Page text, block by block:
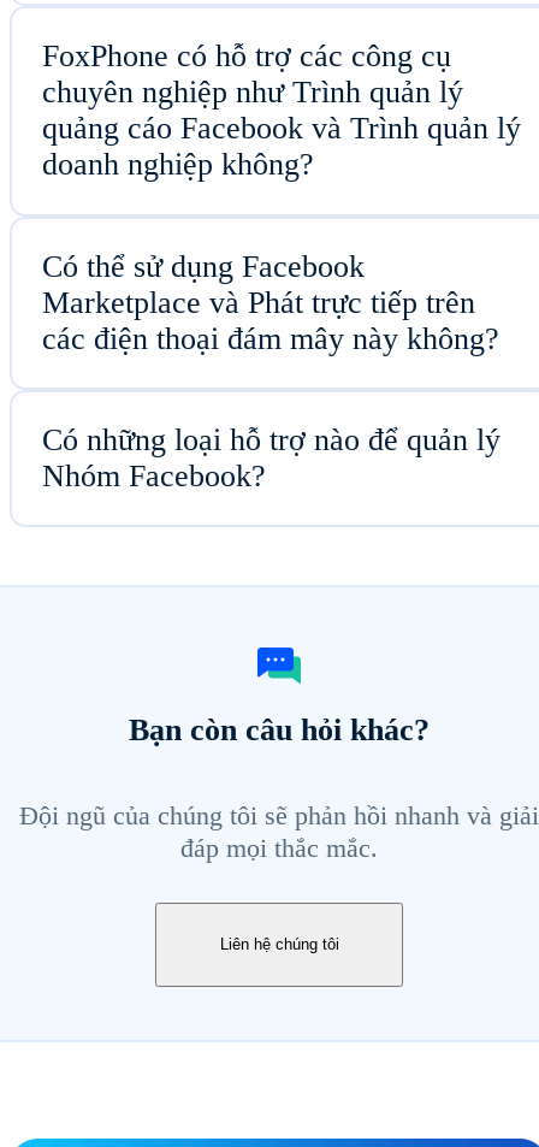
FoxPhone có hỗ trợ các công cụ
chuyên nghiệp như Trình quản lý
quảng cáo Facebook và Trình quản lý
doanh nghiệp không?
Có thể sử dụng Facebook
Marketplace và Phát trực tiếp trên
các điện thoại đám mây này không?
Có những loại hỗ trợ nào để quản lý
Nhóm Facebook?
Bạn còn câu hỏi khác?
Đội ngũ của chúng tôi sẽ phản hồi nhanh và giải
đáp mọi thắc mắc.
Liên hệ chúng tôi